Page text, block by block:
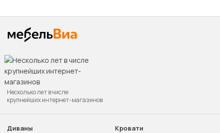
Несколько лет в числе
крупнейших интернет-магазинов
Диваны
Кровати